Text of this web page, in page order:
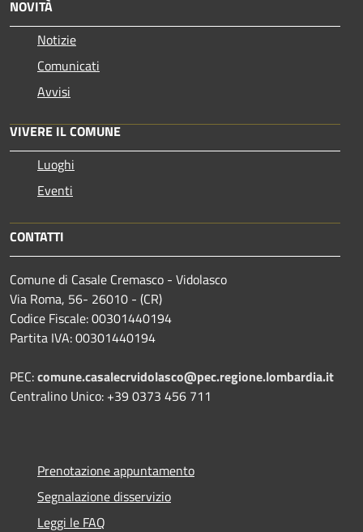
NOVITÀ
Notizie
Comunicati
Avvisi
VIVERE IL COMUNE
Luoghi
Eventi
CONTATTI
Comune di Casale Cremasco - Vidolasco
Via Roma, 56- 26010 - (CR)
Codice Fiscale: 00301440194
Partita IVA: 00301440194
PEC:comune.casalecrvidolasco@pec.regione.lombardia.it
Centralino Unico: +39 0373 456 711
Prenotazione appuntamento
Segnalazione disservizio
Leggi le FAQ